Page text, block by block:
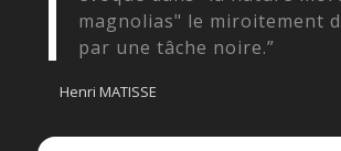
magnolias" le miroitement
par une tâche noire.”
Henri MATISSE